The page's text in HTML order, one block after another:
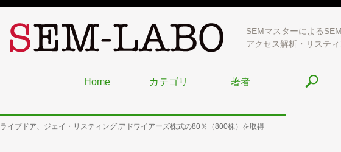
SEMマスターによる
アクセス解析・リステ
Home カテゴリ 著者
ライブドア、ジェイ・リスティング,アドワイアーズ株式の80％（800株）を取得